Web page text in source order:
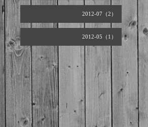
2012-07（2）
2012-05（1）